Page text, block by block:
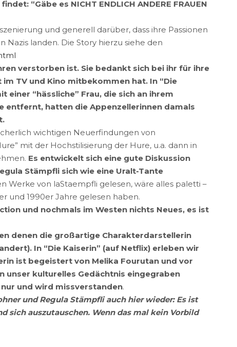
“Gäbe es NICHT ENDLICH ANDERE FRAUEN
und generell darüber, dass ihre Passionen
landen. Die Story hierzu siehe den
verstorben ist. Sie bedankt sich bei ihr für ihre
TV und Kino mitbekommen hat. In “Die
einer “hässliche” Frau, die sich an ihrem
entfernt, hatten die Appenzellerinnen damals
wichtigen Neuerfindungen von
mit der Hochstilisierung der Hure, u.a. dann in
Es entwickelt sich eine gute Diskussion
Stämpfli sich wie eine Uralt-Tante
Werke von laStaempfli gelesen, wäre alles paletti –
und 1990er Jahre gelesen haben.
und nochmals im Westen nichts Neues, es ist
denen die großartige Charakterdarstellerin
In “Die Kaiserin” (auf Netflix) erleben wir
ist begeistert von Melika Fourutan und vor
unser kulturelles Gedächtnis eingegraben
nur und wird missverstanden.
und Regula Stämpfli auch hier wieder: Es ist
sich auszutauschen. Wenn das mal kein Vorbild